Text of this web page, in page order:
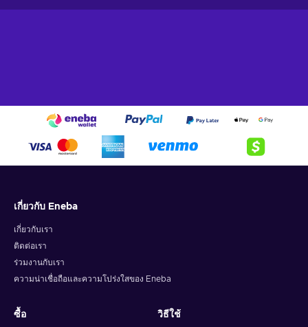
featured on the iTunes Store and pick songs, podcasts and
audiobooks according to their preference.
How to redeem the iTunes code on iPhone, iPad,
or iPod?
Press Today at the bottom of the screen;
Choose the Redeem Gift Card or Code option;
Enter the purchased iTunes gift card code;
How to redeem the iTunes code on Mac?
เกี่ยวกับ Eneba
เกี่ยวกับเรา
ติดต่อเรา
ร่วมงานกับเรา
ความน่าเชื่อถือและความโปร่งใสของ Eneba
ซื้อ วิธีใช้